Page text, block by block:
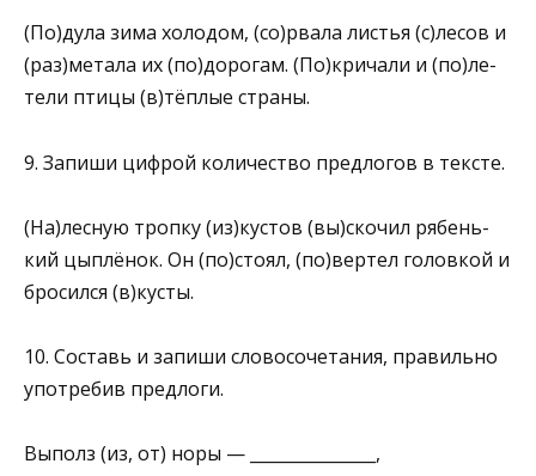
(По)дула зима холодом, (со)рвала листья (с)лесов и
(раз)метала их (по)дорогам. (По)кричали и (по)ле­
тели птицы (в)тёплые страны.
9. Запиши цифрой количество предлогов в тексте.
(На)лесную тропку (из)кустов (вы)скочил рябень­
кий цыплёнок. Он (по)стоял, (по)вертел головкой и
бросился (в)кусты.
10. Составь и запиши словосочетания, правильно
употребив предлоги.
Выполз (из, от) норы — _______________,